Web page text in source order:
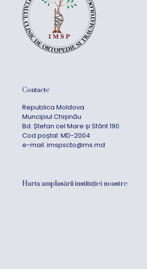
Contacte
Republica Moldova
Muncipiul Chișinău
Bd. Ștefan cel Mare și Sfânt 190
Cod poștal: MD-2004
e-mail: imspscto@ms.md
Harta amplasării instituției noastre